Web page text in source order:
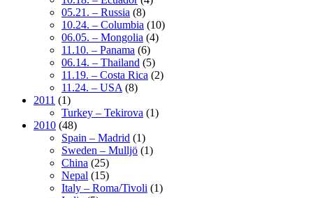
05.21. – Russia (8)
10.24. – Columbia (10)
06.05. – Mongolia (4)
11.10. – Panama (6)
06.14. – Thailand (5)
11.19. – Costa Rica (2)
11.24. – USA (8)
2011 (1)
Turkey – Tekirova (1)
2010 (48)
Spain – Madrid (1)
Sweden – Mulljö (1)
China (25)
Nepal (15)
Italy – Roma/Tivoli (1)